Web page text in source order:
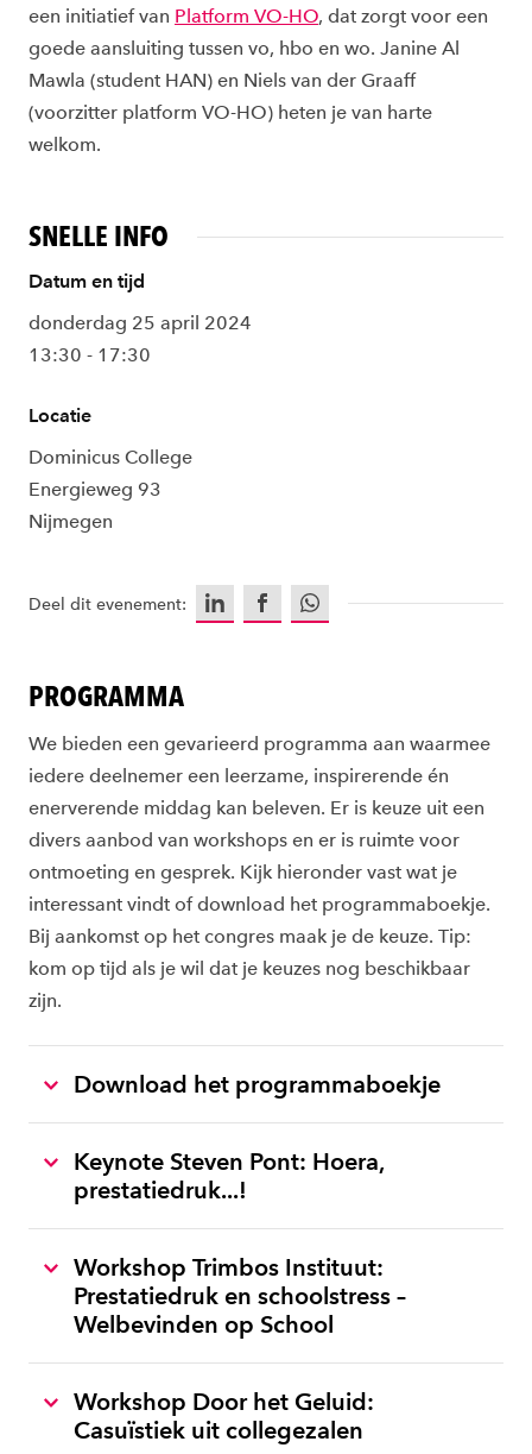
een initiatief van Platform VO-HO, dat zorgt voor een
goede aansluiting tussen vo, hbo en wo. Janine Al
Mawla (student HAN) en Niels van der Graaff
(voorzitter platform VO-HO) heten je van harte
welkom.
SNELLE INFO
Datum en tijd
donderdag 25 april 2024
13:30 - 17:30
Locatie
Dominicus College
Energieweg 93
Nijmegen
Deel dit evenement: LinkedInFacebookWhatsApp
PROGRAMMA
We bieden een gevarieerd programma aan waarmee
iedere deelnemer een leerzame, inspirerende én
enerverende middag kan beleven. Er is keuze uit een
divers aanbod van workshops en er is ruimte voor
ontmoeting en gesprek. Kijk hieronder vast wat je
interessant vindt of download het programmaboekje.
Bij aankomst op het congres maak je de keuze. Tip:
kom op tijd als je wil dat je keuzes nog beschikbaar
zijn.
Download het programmaboekje
Keynote Steven Pont: Hoera,
prestatiedruk...!
Workshop Trimbos Instituut:
Prestatiedruk en schoolstress –
Welbevinden op School
Workshop Door het Geluid:
Casuïstiek uit collegezalen